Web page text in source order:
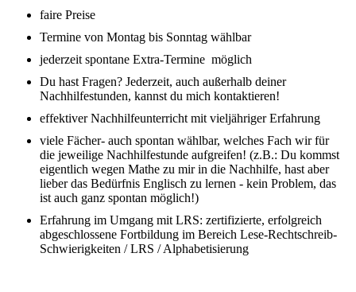
faire Preise
Termine von Montag bis Sonntag wählbar
jederzeit spontane Extra-Termine möglich
Du hast Fragen? Jederzeit, auch außerhalb deiner
Nachhilfestunden, kannst du mich kontaktieren!
effektiver Nachhilfeunterricht mit vieljähriger Erfahrung
viele Fächer- auch spontan wählbar, welches Fach wir für
die jeweilige Nachhilfestunde aufgreifen! (z.B.: Du kommst
eigentlich wegen Mathe zu mir in die Nachhilfe, hast aber
lieber das Bedürfnis Englisch zu lernen - kein Problem, das
ist auch ganz spontan möglich!)
Erfahrung im Umgang mit LRS: zertifizierte, erfolgreich
abgeschlossene Fortbildung im Bereich Lese-Rechtschreib-
Schwierigkeiten / LRS / Alphabetisierung